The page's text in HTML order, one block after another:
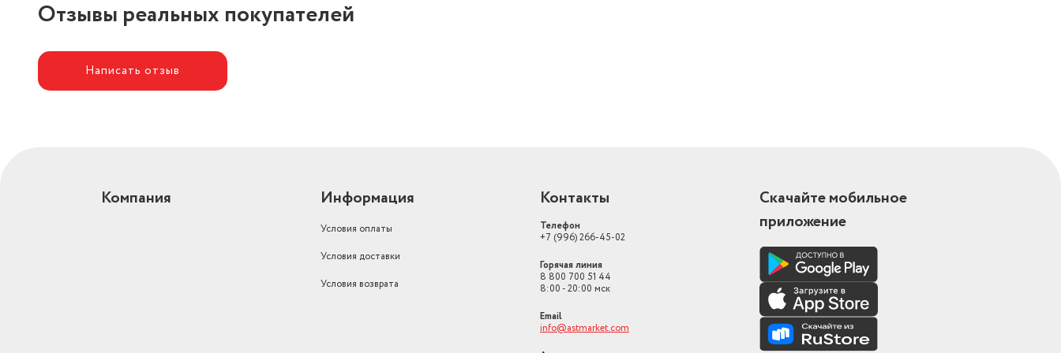
Количество порций
Отзывы реальных покупателей
Написать отзыв
Компания Информация
Условия оплаты
Условия доставки
Условия возврата
Контакты
Телефон
+7 (996) 266-45-02
Горячая линия
8 800 700 51 44
8:00 - 20:00 мск
Email
info@astmarket.com
Скачайте мобильное
приложение